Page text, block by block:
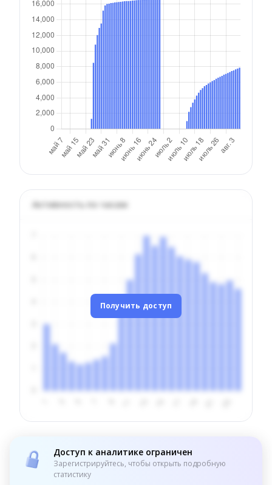
Активность по часам
Получить доступ
Доступ к аналитике ограничен
Зарегистрируйтесь, чтобы открыть подробную
статистику